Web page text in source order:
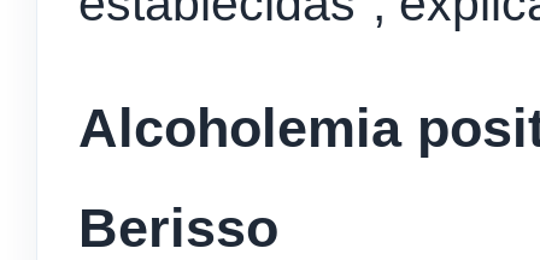
Alcoholemia
Berisso